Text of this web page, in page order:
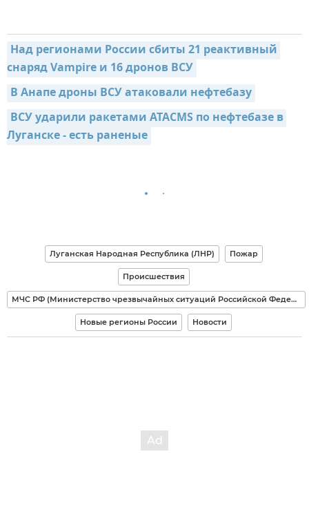
Над регионами России сбиты 21 реактивный
снаряд Vampire и 16 дронов ВСУ
В Анапе дроны ВСУ атаковали нефтебазу
ВСУ ударили ракетами ATACMS по нефтебазе в
Луганске - есть раненые
Луганская Народная Республика (ЛНР) Пожар
Происшествия
МЧС РФ (Министерство чрезвычайных ситуаций Российской Федерации)
Новые регионы России Новости